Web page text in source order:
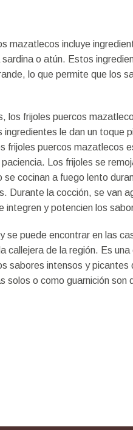
mazatlecos incluye
o atún. Estos
lo que permite que los
los frijoles puercos
ingredientes le dan un toque
frijoles puercos mazatlecos
Los frijoles se
cocinan a fuego lento
Durante la cocción, se van
integren y potencien los
se puede encontrar en las
callejera de la región. Es una
sabores intensos y picantes
solos o como guarnición son